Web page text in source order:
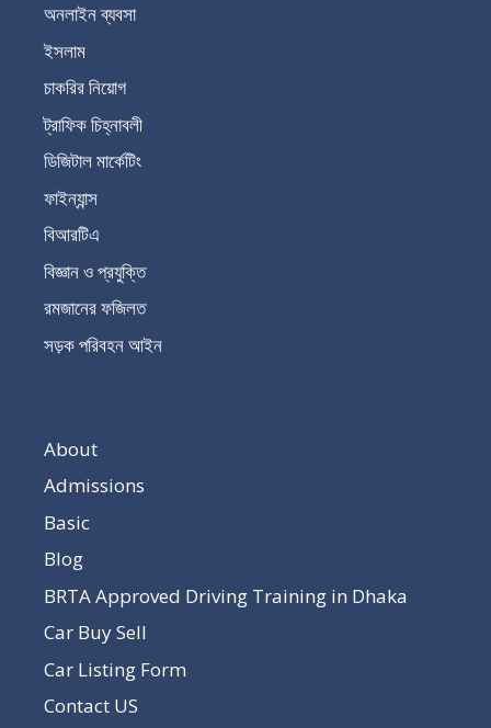
অনলাইন ব্যবসা
ইসলাম
চাকরির নিয়োগ
ট্রাফিক চিহ্নাবলী
ডিজিটাল মার্কেটিং
ফাইন্যান্স
বিআরটিএ
বিজ্ঞান ও প্রযুক্তি
রমজানের ফজিলত
সড়ক পরিবহন আইন
About
Admissions
Basic
Blog
BRTA Approved Driving Training in Dhaka
Car Buy Sell
Car Listing Form
Contact US